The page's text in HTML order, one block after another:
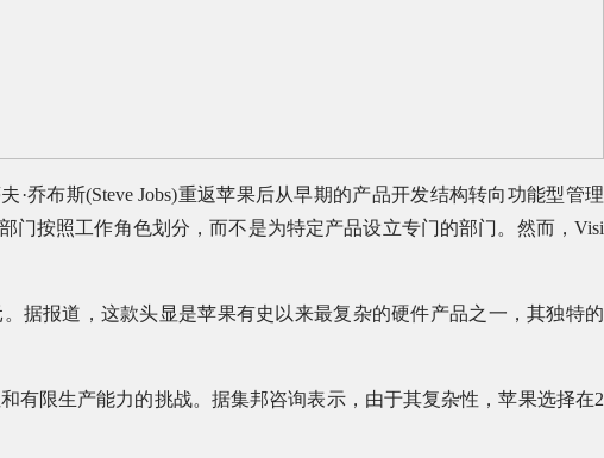
·乔布斯(Steve Jobs)重返苹果后从早期的产品开发结构转向功能型管理
门按照工作角色划分，而不是为特定产品设立专门的部门。然而，Visi
。据报道，这款头显是苹果有史以来最复杂的硬件产品之一，其独特的
有限生产能力的挑战。据集邦咨询表示，由于其复杂性，苹果选择在2